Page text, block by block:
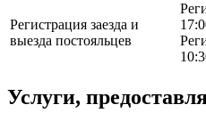
Регистрация заезда и
выезда постояльцев
Услуги,